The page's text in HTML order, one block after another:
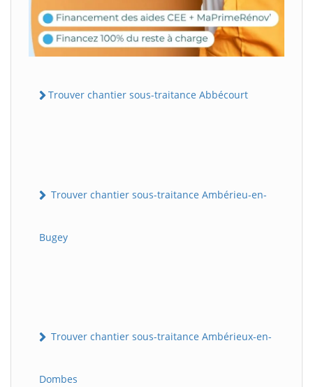
Trouver chantier sous-traitance Abbécourt
Trouver chantier sous-traitance Ambérieu-en-
Bugey
Trouver chantier sous-traitance Ambérieux-en-
Dombes